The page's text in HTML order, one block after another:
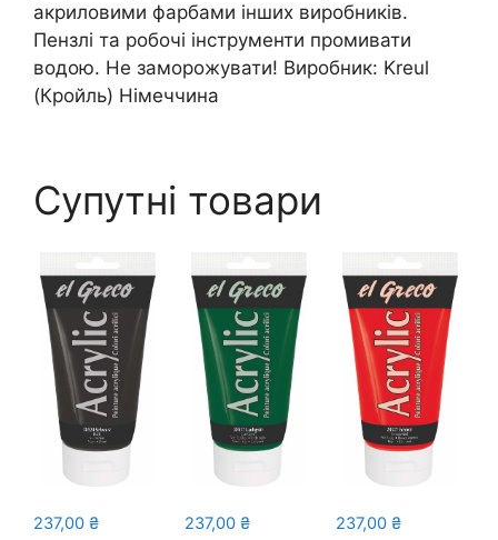
акриловими фарбами інших виробників.
Пензлі та робочі інструменти промивати
водою. Не заморожувати! Виробник: Kreul
(Кройль) Німеччина
Супутні товари
237,00 ₴ 237,00 ₴ 237,00 ₴